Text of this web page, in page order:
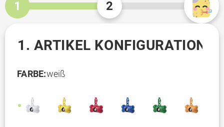
1 2
1. ARTIKEL KONFIGURATION
FARBE:weiß